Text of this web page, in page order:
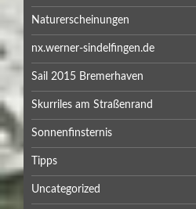
Naturerscheinungen
nx.werner-sindelfingen.de
Sail 2015 Bremerhaven
Skurriles am Straßenrand
Sonnenfinsternis
Tipps
Uncategorized